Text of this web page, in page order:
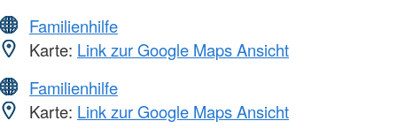
Familienhilfe
Karte: Link zur Google Maps Ansicht
Familienhilfe
Karte: Link zur Google Maps Ansicht